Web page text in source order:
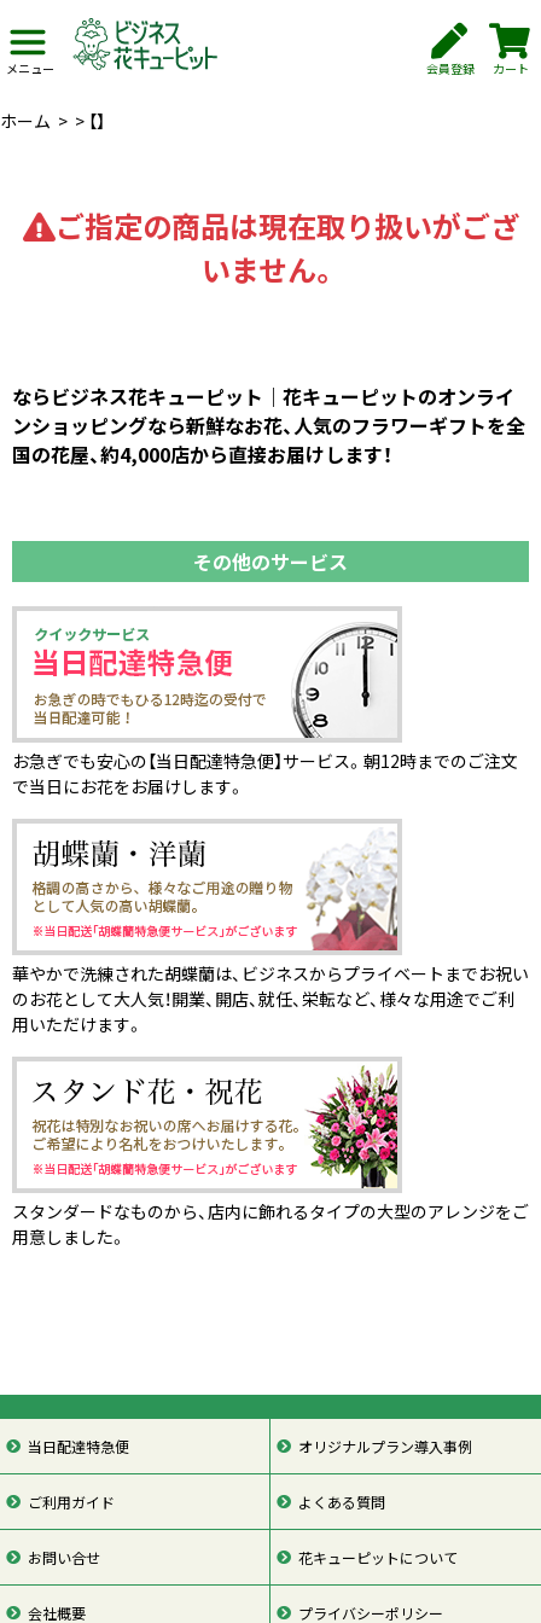
メニュー 会員登録 カート
ホーム > > 【】
ご指定の商品は現在取り扱いがござ
いません。
ならビジネス花キューピット｜花キューピットのオンライ
ンショッピングなら新鮮なお花、人気のフラワーギフトを全
国の花屋、約4,000店から直接お届けします！
その他のサービス
お急ぎでも安心の【当日配達特急便】サービス。朝12時までのご注文
で当日にお花をお届けします。
華やかで洗練された胡蝶蘭は、ビジネスからプライベートまでお祝い
のお花として大人気！開業、開店、就任、栄転など、様々な用途でご利
用いただけます。
スタンダードなものから、店内に飾れるタイプの大型のアレンジをご
用意しました。
当日配達特急便 オリジナルプラン導入事例
ご利用ガイド よくある質問
お問い合せ 花キューピットについて
会社概要 プライバシーポリシー